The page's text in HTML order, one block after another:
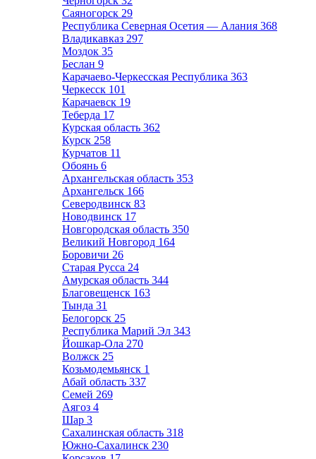
Саяногорск 29
Республика Северная Осетия — Алания 368
Владикавказ 297
Моздок 35
Беслан 9
Карачаево-Черкесская Республика 363
Черкесск 101
Карачаевск 19
Теберда 17
Курская область 362
Курск 258
Курчатов 11
Обоянь 6
Архангельская область 353
Архангельск 166
Северодвинск 83
Новодвинск 17
Новгородская область 350
Великий Новгород 164
Боровичи 26
Старая Русса 24
Амурская область 344
Благовещенск 163
Тында 31
Белогорск 25
Республика Марий Эл 343
Йошкар-Ола 270
Волжск 25
Козьмодемьянск 1
Абай область 337
Семей 269
Аягоз 4
Шар 3
Сахалинская область 318
Южно-Сахалинск 230